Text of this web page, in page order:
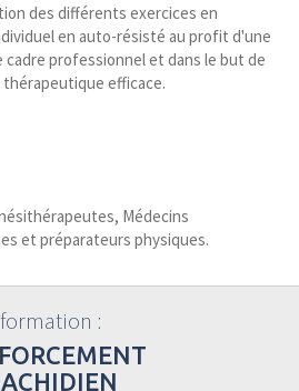
des différents exercices en
en auto-résisté au profit d'une
cadre professionnel et dans le but de
efficace.
Médecins
et préparateurs physiques.
: